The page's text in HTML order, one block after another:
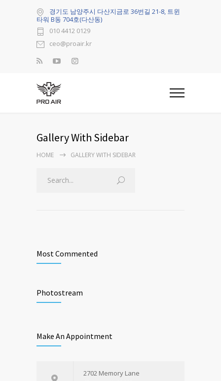
경기도 남양주시 다산지금로 36번길 21-8, 트윈
타워 B동 704호(다산동)
010 4412 0129
ceo@proair.kr
Gallery With Sidebar
HOME GALLERY WITH SIDEBAR
Most Commented
Photostream
Make An Appointment
2702 Memory Lane